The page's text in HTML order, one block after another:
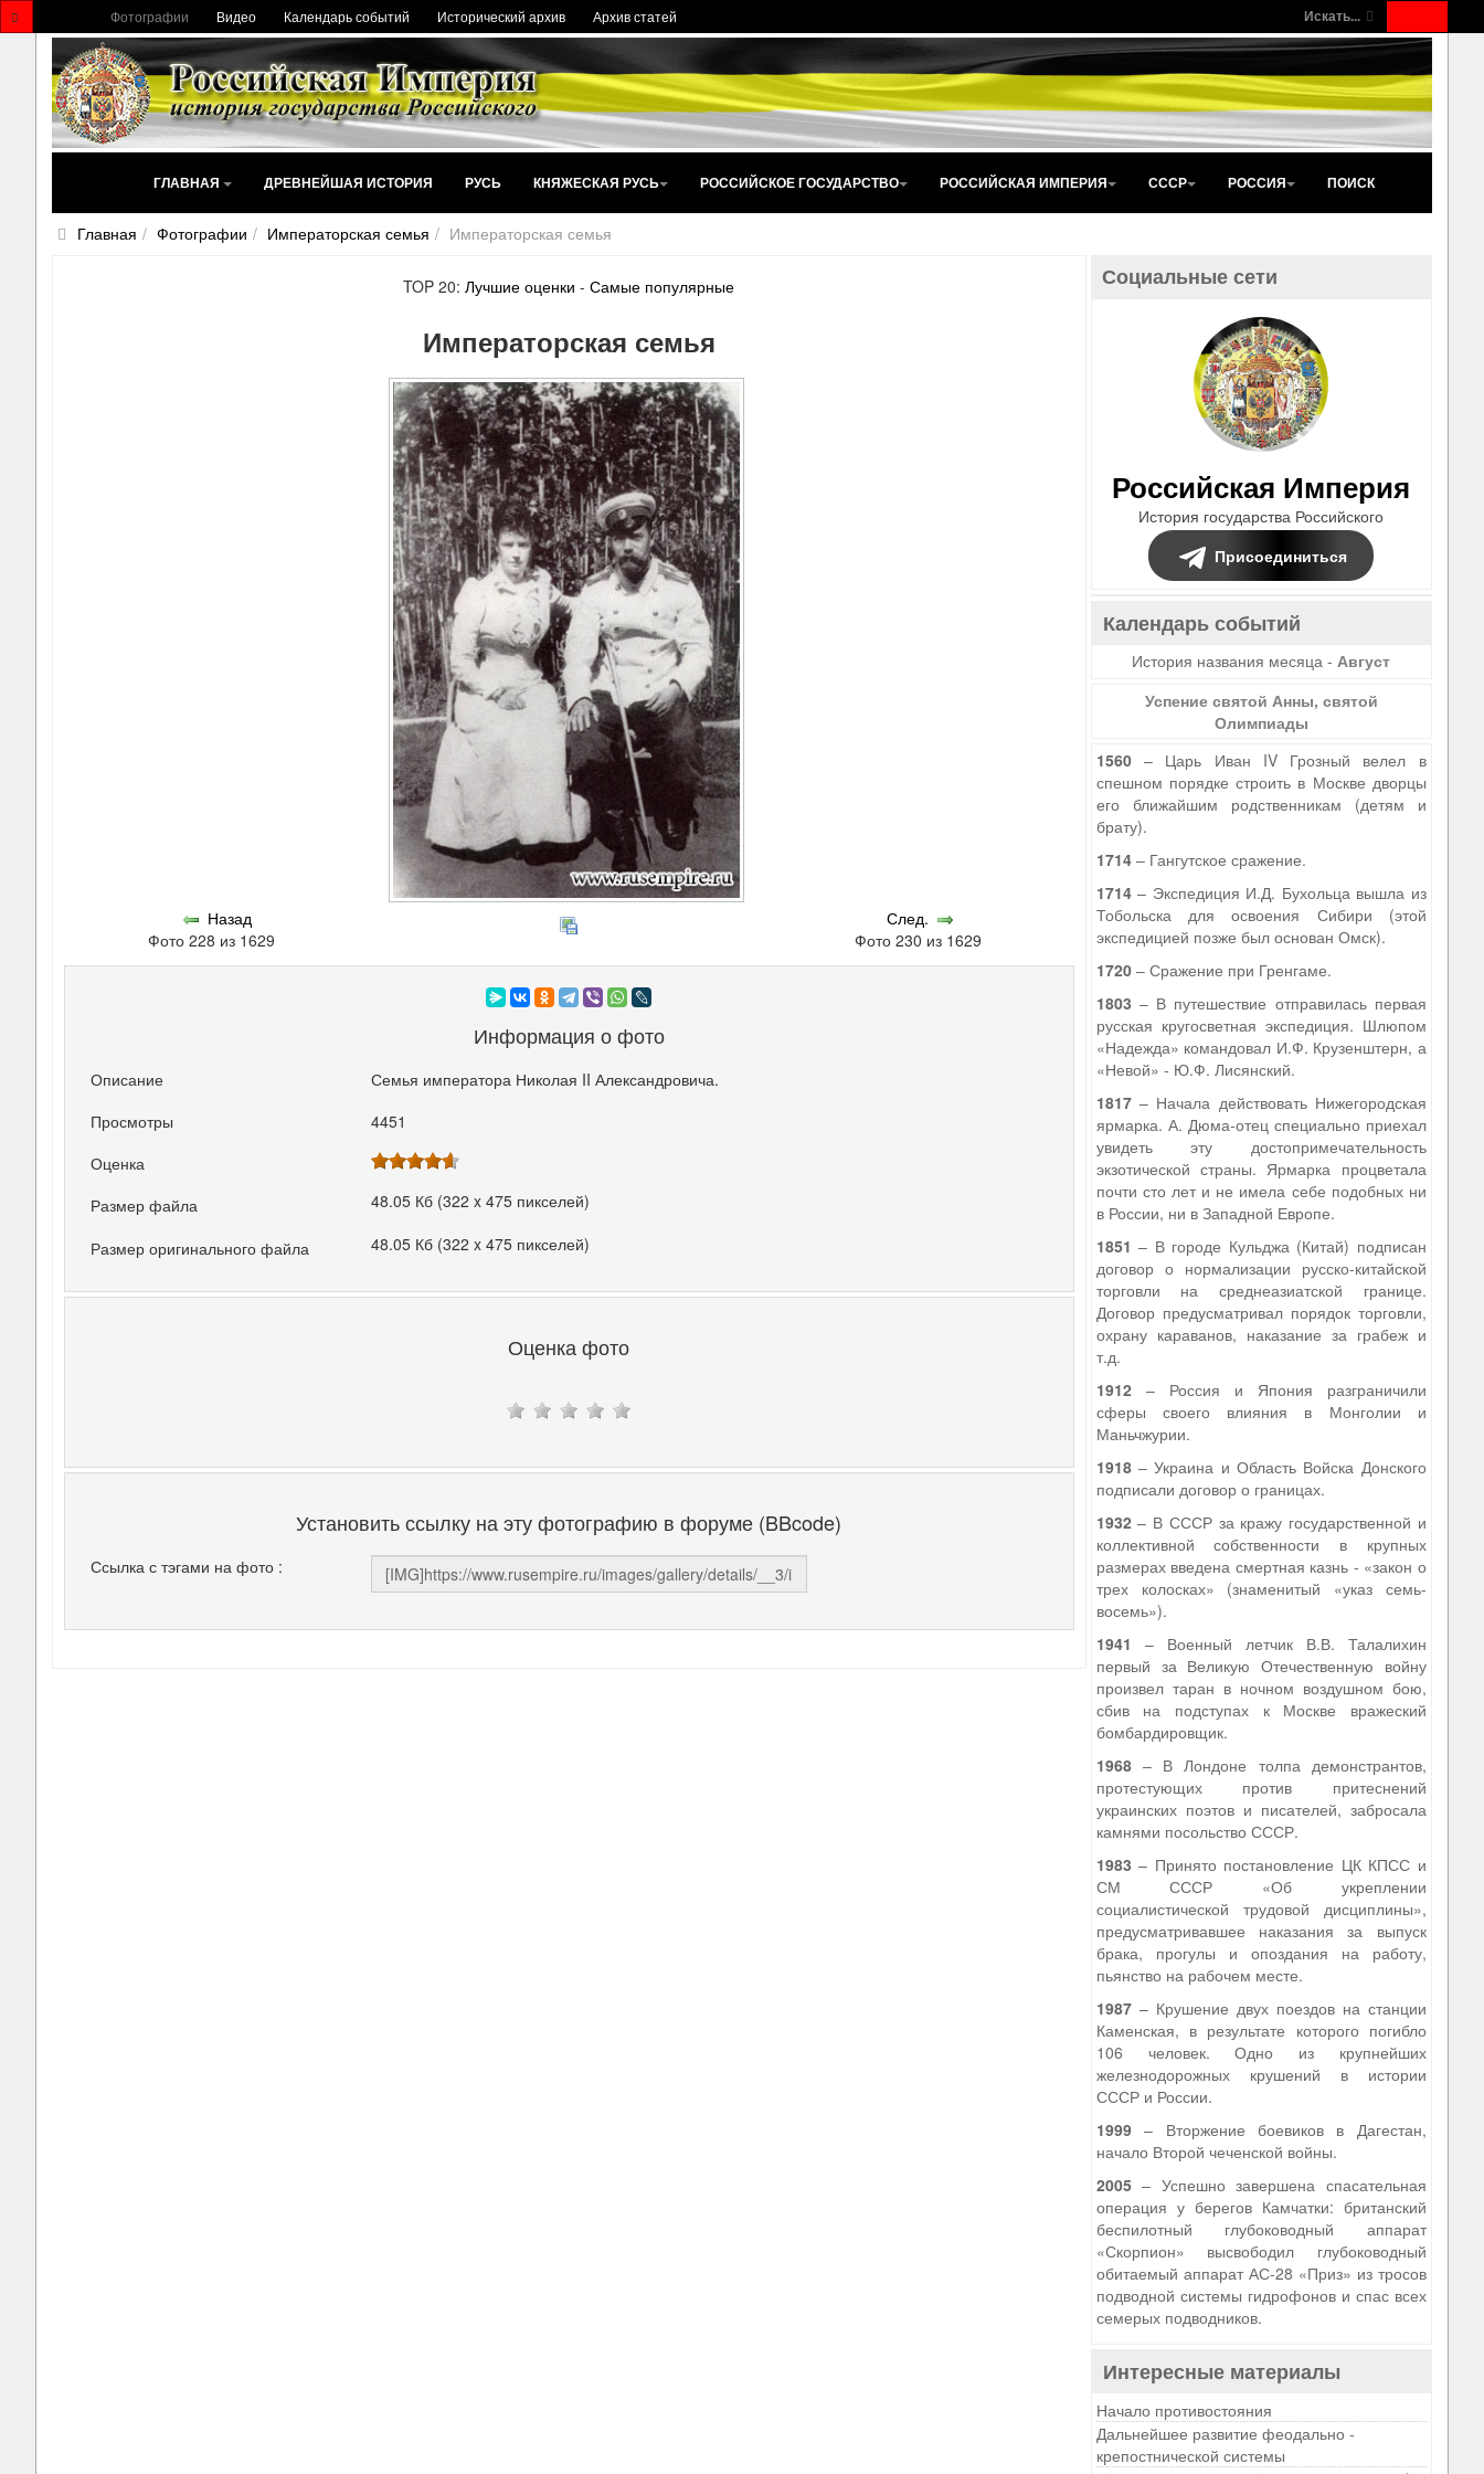
Искать...
Фотографии Видео Календарь событий Исторический архив Архив статей
ГЛАВНАЯ ДРЕВНЕЙШАЯ ИСТОРИЯ РУСЬ КНЯЖЕСКАЯ РУСЬ РОССИЙСКОЕ ГОСУДАРСТВО РОССИЙСКАЯ ИМПЕРИЯ СССР РОССИЯ ПОИСК
Главная Фотографии Императорская семья Императорская семья
TOP 20:Лучшие оценки -Самые популярные
Императорская семья
Назад
Фото 228 из 1629
След.
Фото 230 из 1629
Информация о фото
Описание
Семья императора Николая II Александровича.
Просмотры
4451
Оценка
Размер файла
48.05 Кб (322 x 475 пикселей)
Размер оригинального файла 48.05 Кб (322 x 475 пикселей)
Оценка фото
Установить ссылку на эту фотографию в форуме (BBcode)
Ссылка с тэгами на фото :
Социальные сети
Российская Империя
История государства Российского
Присоединиться
Календарь событий
История названия месяца -Август
Успение святой Анны, святой
Олимпиады
1560– Царь Иван IV Грозный велел в
спешном порядке строить в Москве дворцы
его ближайшим родственникам (детям и
брату).
1714– Гангутское сражение.
1714– Экспедиция И.Д. Бухольца вышла из
Тобольска для освоения Сибири (этой
экспедицией позже был основан Омск).
1720– Сражение при Гренгаме.
1803 – В путешествие отправилась первая
русская кругосветная экспедиция. Шлюпом
«Надежда» командовал И.Ф. Крузенштерн, а
«Невой» - Ю.Ф. Лисянский.
1817– Начала действовать Нижегородская
ярмарка. А. Дюма-отец специально приехал
увидеть эту достопримечательность
экзотической страны. Ярмарка процветала
почти сто лет и не имела себе подобных ни
в России, ни в Западной Европе.
1851 – В городе Кульджа (Китай) подписан
договор о нормализации русско-китайской
торговли на среднеазиатской границе.
Договор предусматривал порядок торговли,
охрану караванов, наказание за грабеж и
т.д.
1912– Россия и Япония разграничили
сферы своего влияния в Монголии и
Маньчжурии.
1918– Украина и Область Войска Донского
подписали договор о границах.
1932– В СССР за кражу государственной и
коллективной собственности в крупных
размерах введена смертная казнь - «закон о
трех колосках» (знаменитый «указ семь-
восемь»).
1941 – Военный летчик В.В. Талалихин
первый за Великую Отечественную войну
произвел таран в ночном воздушном бою,
сбив на подступах к Москве вражеский
бомбардировщик.
1968– В Лондоне толпа демонстрантов,
протестующих против притеснений
украинских поэтов и писателей, забросала
камнями посольство СССР.
1983 – Принято постановление ЦК КПСС и
СМ СССР «Об укреплении
социалистической трудовой дисциплины»,
предусматривавшее наказания за выпуск
брака, прогулы и опоздания на работу,
пьянство на рабочем месте.
1987– Крушение двух поездов на станции
Каменская, в результате которого погибло
106 человек. Одно из крупнейших
железнодорожных крушений в истории
СССР и России.
1999– Вторжение боевиков в Дагестан,
начало Второй чеченской войны.
2005– Успешно завершена спасательная
операция у берегов Камчатки: британский
беспилотный глубоководный аппарат
«Скорпион» высвободил глубоководный
обитаемый аппарат АС-28 «Приз» из тросов
подводной системы гидрофонов и спас всех
семерых подводников.
Интересные материалы
Начало противостояния
Дальнейшее развитие феодально -
крепостнической системы